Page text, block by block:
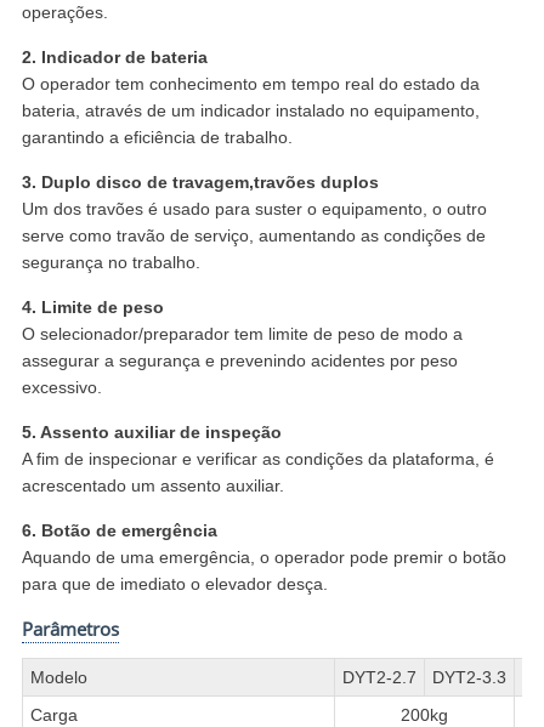
operações.
2. Indicador de bateria
O operador tem conhecimento em tempo real do estado da
bateria, através de um indicador instalado no equipamento,
garantindo a eficiência de trabalho.
3. Duplo disco de travagem,travões duplos
Um dos travões é usado para suster o equipamento, o outro
serve como travão de serviço, aumentando as condições de
segurança no trabalho.
4. Limite de peso
O selecionador/preparador tem limite de peso de modo a
assegurar a segurança e prevenindo acidentes por peso
excessivo.
5. Assento auxiliar de inspeção
A fim de inspecionar e verificar as condições da plataforma, é
acrescentado um assento auxiliar.
6. Botão de emergência
Aquando de uma emergência, o operador pode premir o botão
para que de imediato o elevador desça.
Parâmetros
Modelo DYT2-2.7 DYT2-3.3
Carga
200kg